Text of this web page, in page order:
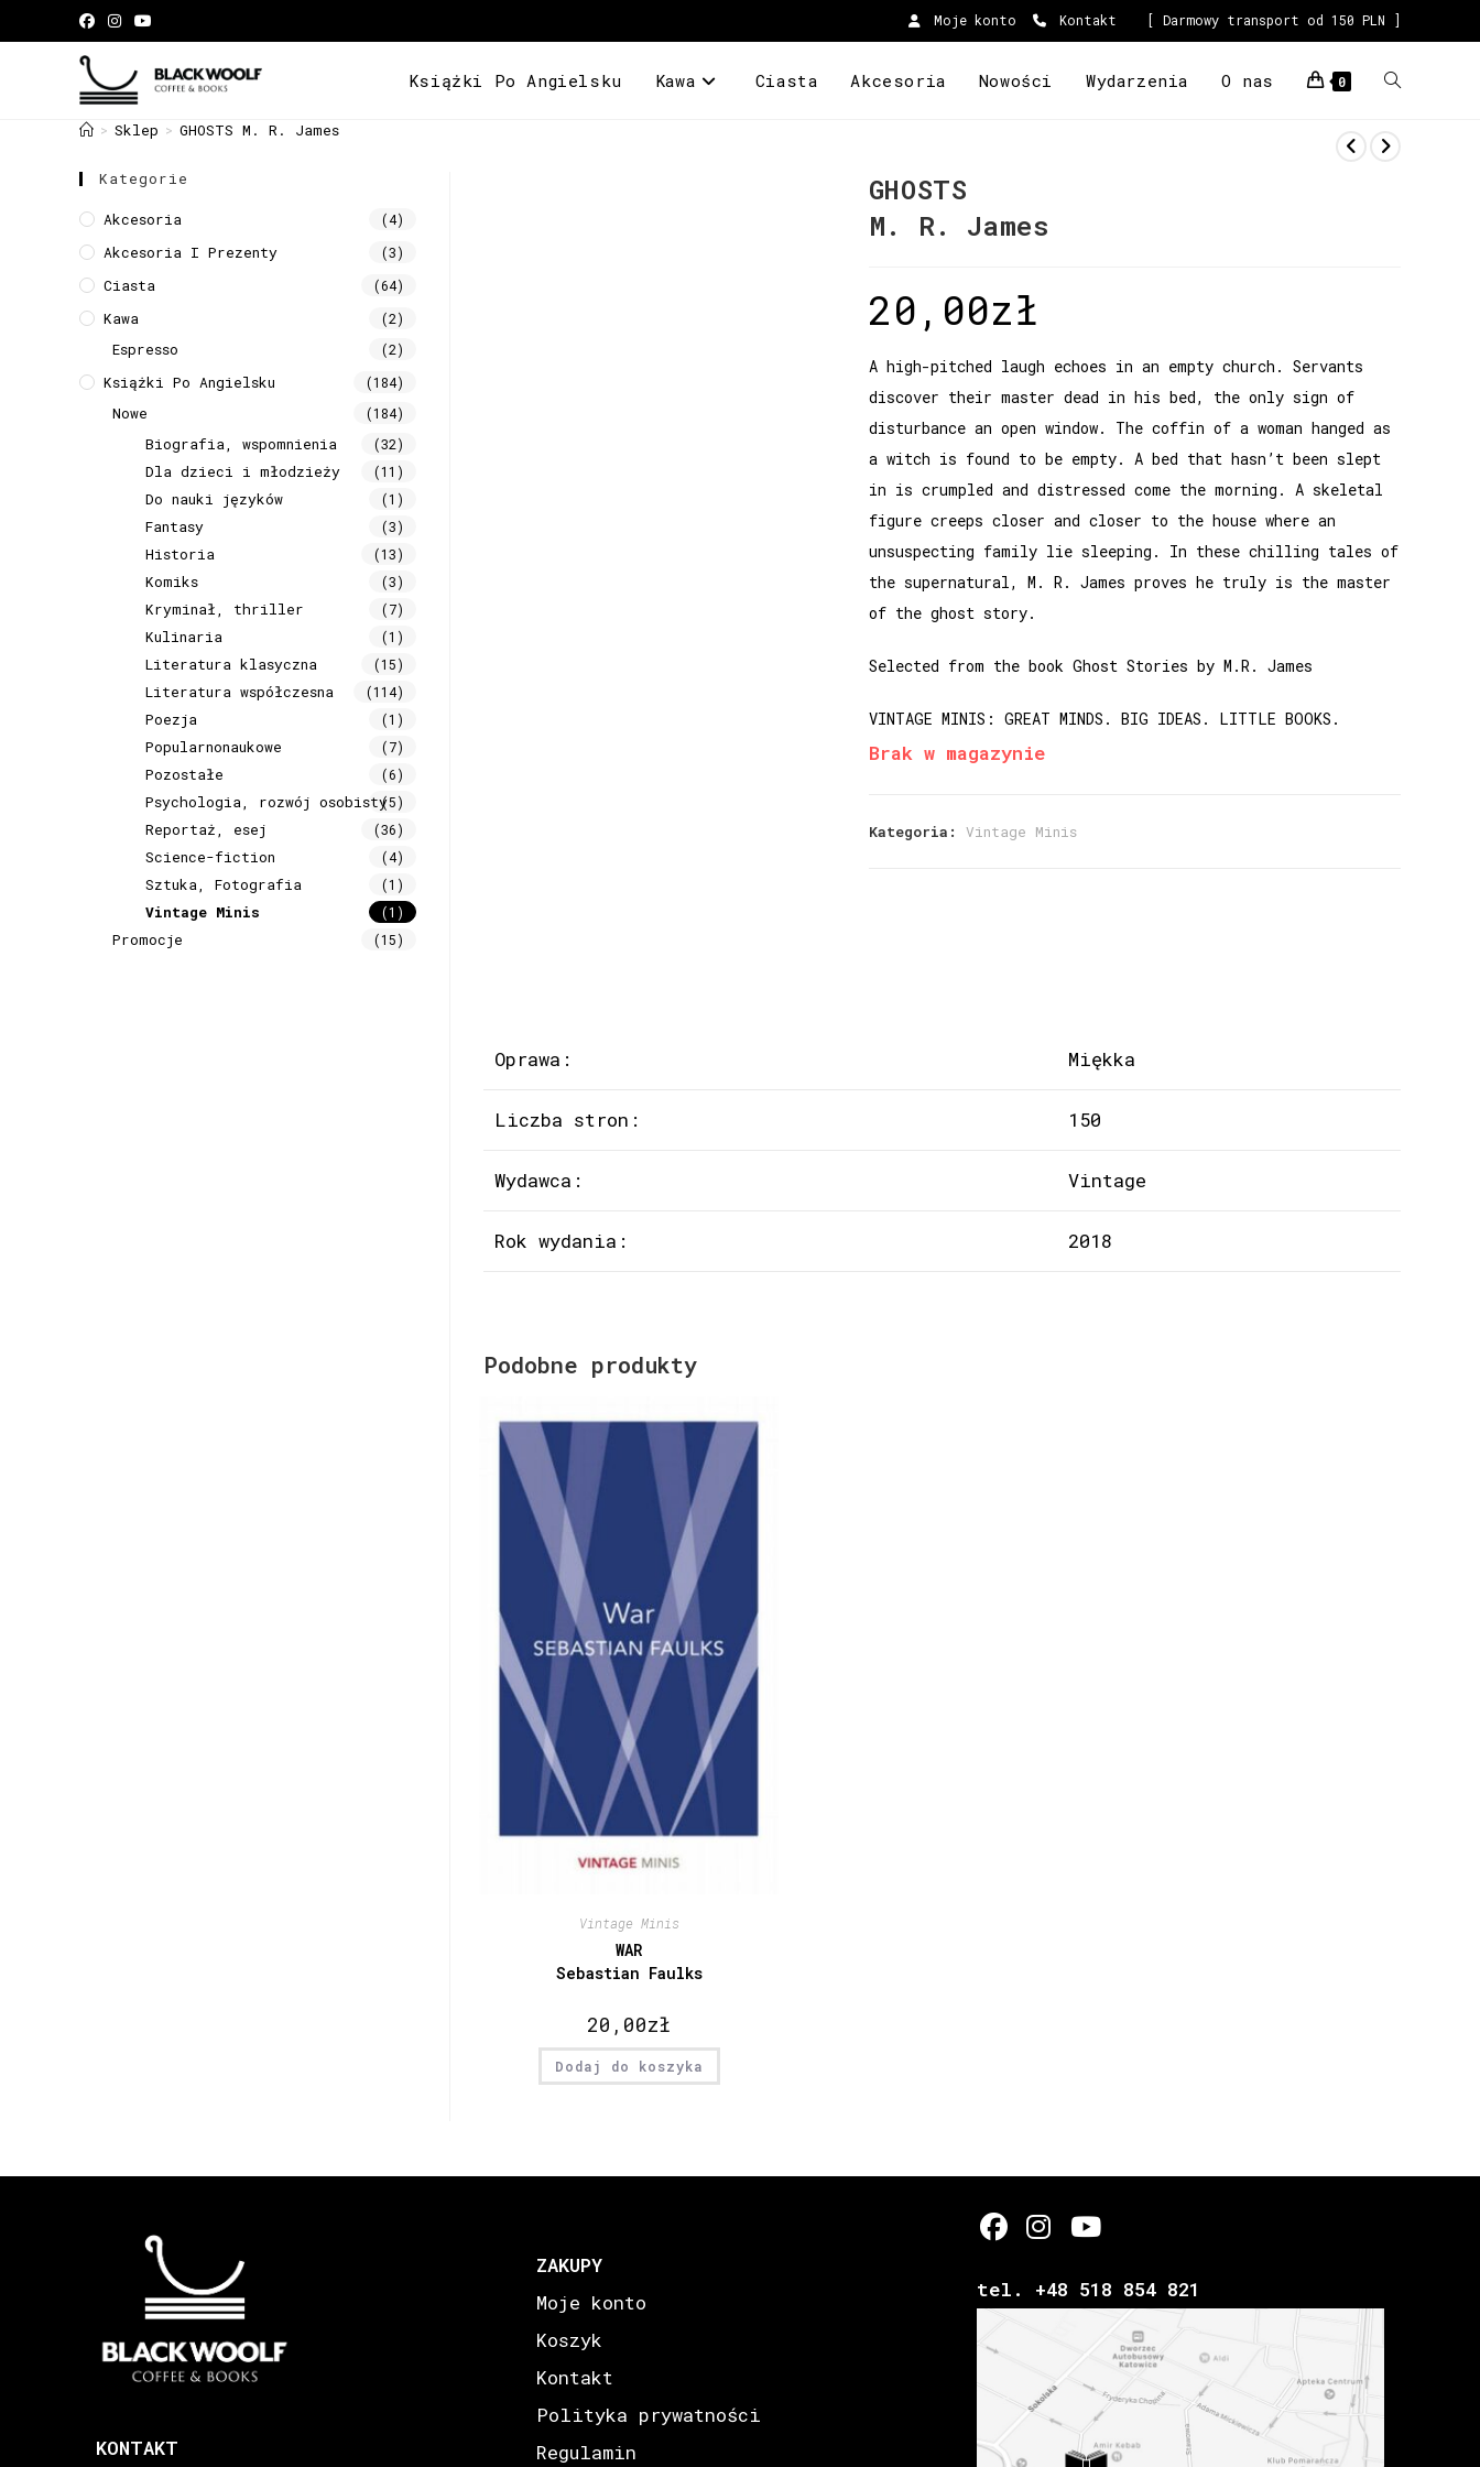
Moje konto Kontakt [ Darmowy transport od 150 PLN ]
Książki Po Angielsku Kawa Ciasta Akcesoria Nowości Wydarzenia O nas 0
> Sklep > GHOSTS M. R. James
GHOSTS
M. R. James
20,00zł
A high-pitched laugh echoes in an empty church. Servants
discover their master dead in his bed, the only sign of
disturbance an open window. The coffin of a woman hanged as
a witch is found to be empty. A bed that hasn’t been slept
in is crumpled and distressed come the morning. A skeletal
figure creeps closer and closer to the house where an
unsuspecting family lie sleeping. In these chilling tales of
the supernatural, M. R. James proves he truly is the master
of the ghost story.
Selected from the book Ghost Stories by M.R. James
VINTAGE MINIS: GREAT MINDS. BIG IDEAS. LITTLE BOOKS.
Brak w magazynie
Kategoria: Vintage Minis
Oprawa: Miękka
Liczba stron: 150
Wydawca: Vintage
Rok wydania: 2018
Podobne produkty
Vintage Minis
WAR
Sebastian Faulks
20,00zł
Dodaj do koszyka
Kategorie
Akcesoria (4)
Akcesoria I Prezenty (3)
Ciasta (64)
Kawa (2)
Espresso (2)
Książki Po Angielsku (184)
Nowe (184)
Biografia, wspomnienia (32)
Dla dzieci i młodzieży (11)
Do nauki języków (1)
Fantasy (3)
Historia (13)
Komiks (3)
Kryminał, thriller (7)
Kulinaria (1)
Literatura klasyczna (15)
Literatura współczesna (114)
Poezja (1)
Popularnonaukowe (7)
Pozostałe (6)
Psychologia, rozwój osobisty(5)
Reportaż, esej (36)
Science-fiction (4)
Sztuka, Fotografia (1)
Vintage Minis (1)
Promocje (15)
KONTAKT
ZAKUPY
Moje konto
Koszyk
Kontakt
Polityka prywatności
Regulamin
tel. +48 518 854 821